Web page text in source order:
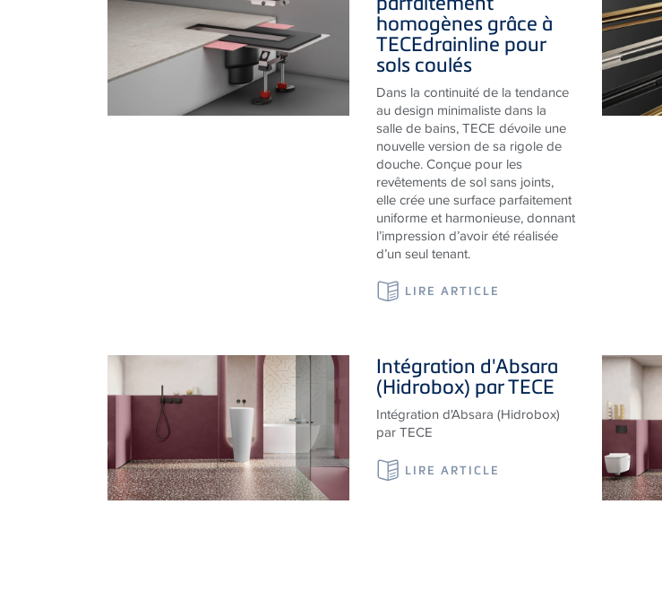
TECEdrainline pour
sols coulés
Dans la continuité de la tendance
salle de bains, TECE dévoile une
nouvelle version de sa rigole de
douche. Conçue pour les
revêtements de sol sans joints,
elle crée une surface parfaitement
uniforme et harmonieuse, donnant
l’impression d’avoir été réalisée
d’un seul tenant.
LIRE ARTICLE
(Hidrobox) parTECE
Intégration d'Absara (Hidrobox)
par TECE
LIRE ARTICLE